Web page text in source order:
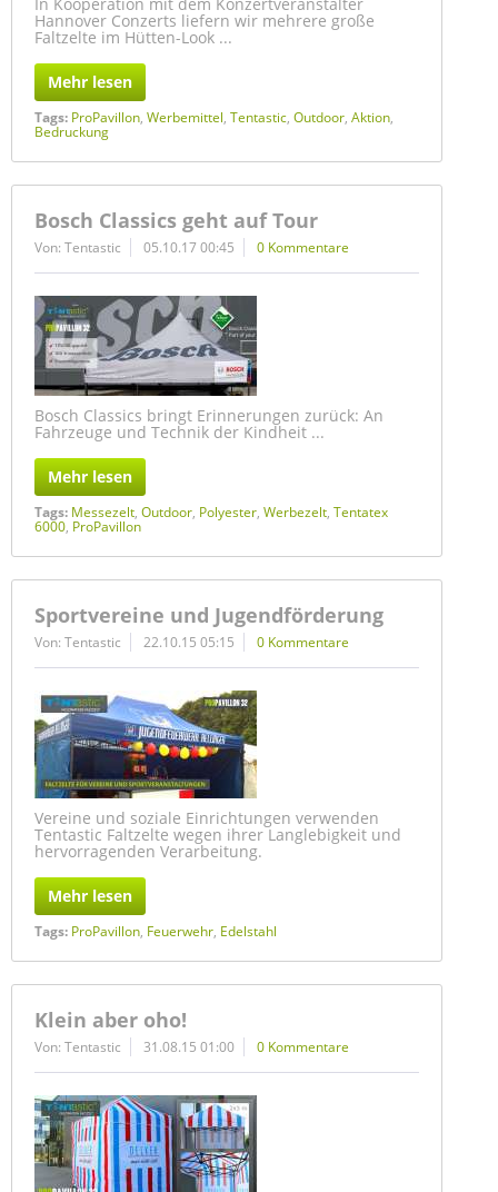
Hannover Conzerts liefern wir mehrere große
Faltzelte im Hütten-Look ...
Mehr lesen
Tags: ProPavillon, Werbemittel, Tentastic, Outdoor, Aktion,
Bedruckung
Bosch Classics geht auf Tour
Von: Tentastic 05.10.17 00:45 0 Kommentare
Bosch Classics bringt Erinnerungen zurück: An
Fahrzeuge und Technik der Kindheit ...
Mehr lesen
Tags: Messezelt, Outdoor, Polyester, Werbezelt, Tentatex
6000, ProPavillon
Sportvereine und Jugendförderung
Von: Tentastic 22.10.15 05:15 0 Kommentare
Vereine und soziale Einrichtungen verwenden
Tentastic Faltzelte wegen ihrer Langlebigkeit und
hervorragenden Verarbeitung.
Mehr lesen
Tags: ProPavillon, Feuerwehr, Edelstahl
Klein aber oho!
Von: Tentastic 31.08.15 01:00 0 Kommentare